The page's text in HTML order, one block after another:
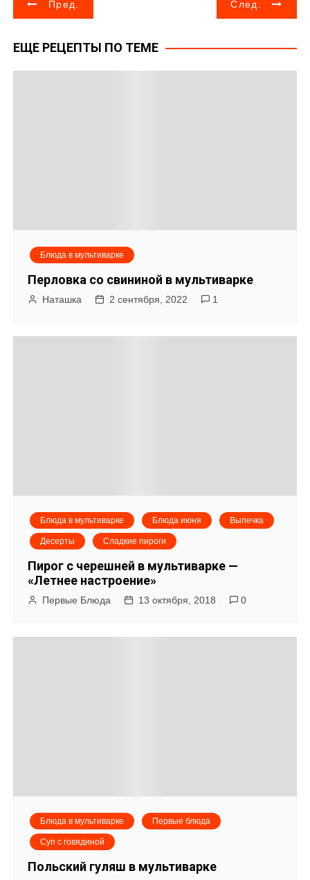
в
з
м
Пред. След.
ЕЩЕ РЕЦЕПТЫ ПО ТЕМЕ
Блюда в мультиварке
Перловка со свининой в мультиварке
Наташка 2 сентября, 2022 1
Блюда в мультиварке Блюда июня Выпечка
Десерты Сладкие пироги
Пирог с черешней в мультиварке —
«Летнее настроение»
Первые Блюда 13 октября, 2018 0
Блюда в мультиварке Первые блюда
Суп с говядиной
Польский гуляш в мультиварке